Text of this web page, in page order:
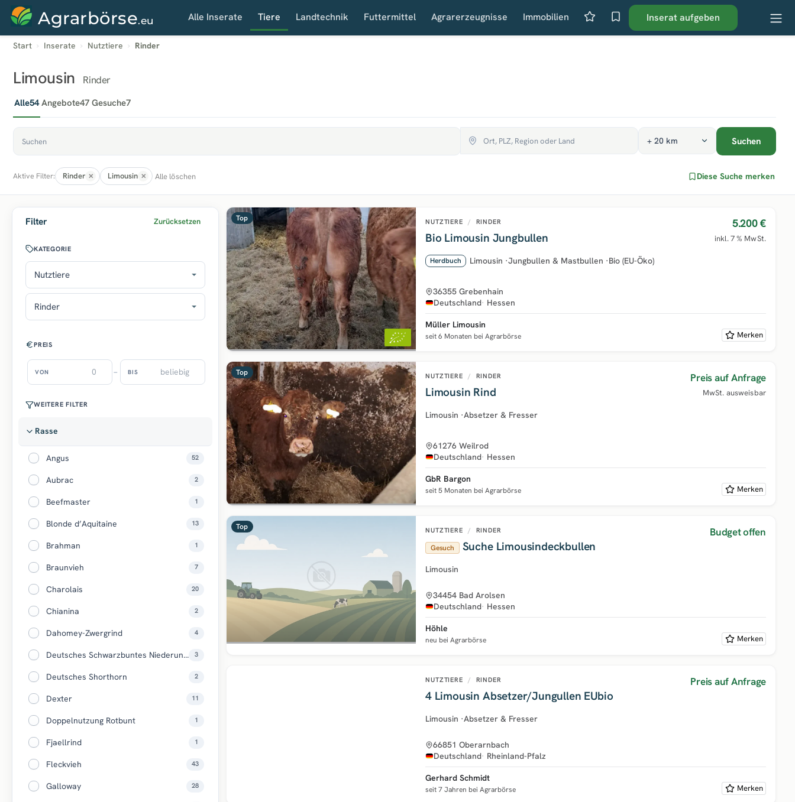
Agrarbörse.eu Alle Inserate Tiere Landtechnik Futtermittel Agrarerzeugnisse Immobilien Inserat aufgeben
Start Inserate Nutztiere Rinder
Limousin Rinder
Alle54 Angebote47 Gesuche7
Suchen
Aktive Filter: Rinder Limousin Alle löschen Diese Suche merken
Filter Zurücksetzen
KATEGORIE
Nutztiere
Rinder
PREIS
VON – BIS
WEITERE FILTER
Rasse
Angus 52
Aubrac 2
Beefmaster 1
Blonde d’Aquitaine 13
Brahman 1
Braunvieh 7
Charolais 20
Chianina 2
Dahomey-Zwergrind 4
Deutsches Schwarzbuntes Niederungsrind 3
Deutsches Shorthorn 2
Dexter 11
Doppelnutzung Rotbunt 1
Fjaellrind 1
Fleckvieh 43
Galloway 28
Top NUTZTIERE / RINDER
Bio Limousin Jungbullen
5.200 €
inkl. 7 % MwSt.
Herdbuch Limousin ·Jungbullen & Mastbullen ·Bio (EU-Öko)
36355 Grebenhain
Deutschland Hessen
Müller Limousin
seit 6 Monaten bei Agrarbörse Merken
Top NUTZTIERE / RINDER
Limousin Rind
Preis auf Anfrage
MwSt. ausweisbar
Limousin ·Absetzer & Fresser
61276 Weilrod
Deutschland Hessen
GbR Bargon
seit 5 Monaten bei Agrarbörse Merken
Top NUTZTIERE / RINDER
Gesuch Suche Limousindeckbullen
Budget offen
Limousin
34454 Bad Arolsen
Deutschland Hessen
Höhle
neu bei Agrarbörse Merken
NUTZTIERE / RINDER
4 Limousin Absetzer/Jungullen EUbio
Preis auf Anfrage
Limousin ·Absetzer & Fresser
66851 Oberarnbach
Deutschland Rheinland-Pfalz
Gerhard Schmidt
seit 7 Jahren bei Agrarbörse Merken